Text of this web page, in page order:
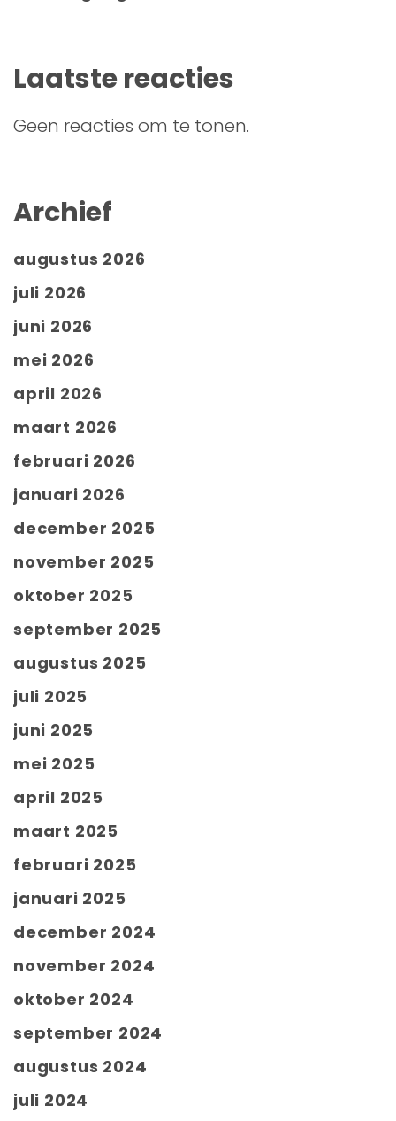
Laatste reacties
Geen reacties om te tonen.
Archief
augustus 2026
juli 2026
juni 2026
mei 2026
april 2026
maart 2026
februari 2026
januari 2026
december 2025
november 2025
oktober 2025
september 2025
augustus 2025
juli 2025
juni 2025
mei 2025
april 2025
maart 2025
februari 2025
januari 2025
december 2024
november 2024
oktober 2024
september 2024
augustus 2024
juli 2024